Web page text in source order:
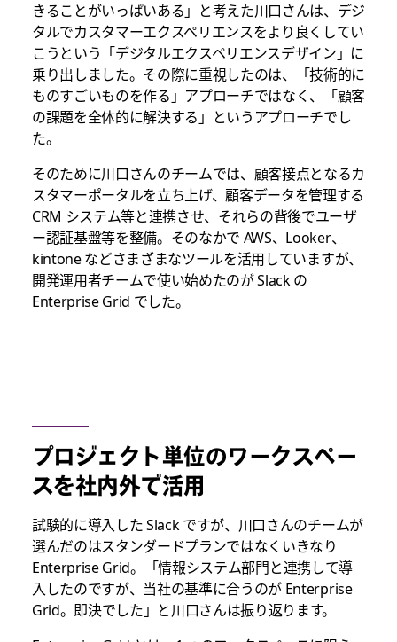
きることがいっぱいある」と考えた川口さんは、デジ
タルでカスタマーエクスペリエンスをより良くしてい
こうという「デジタルエクスペリエンスデザイン」に
乗り出しました。その際に重視したのは、「技術的に
ものすごいものを作る」アプローチではなく、「顧客
の課題を全体的に解決する」というアプローチでし
た。
そのために川口さんのチームでは、顧客接点となるカ
スタマーポータルを立ち上げ、顧客データを管理する
CRM システム等と連携させ、それらの背後でユーザ
ー認証基盤等を整備。そのなかで AWS、Looker、
kintone などさまざまなツールを活用していますが、
開発運用者チームで使い始めたのが Slack の
Enterprise Grid でした。
プロジェクト単位のワークスペー
スを社内外で活用
試験的に導入した Slack ですが、川口さんのチームが
選んだのはスタンダードプランではなくいきなり
Enterprise Grid。「情報システム部門と連携して導
入したのですが、当社の基準に合うのが Enterprise
Grid。即決でした」と川口さんは振り返ります。